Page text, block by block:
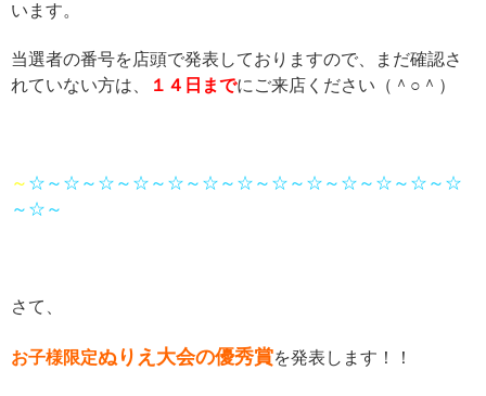
います。
当選者の番号を店頭で発表しておりますので、まだ確認さ
れていない方は、
１４日までにご来店ください（＾○＾）
～ ☆～☆～☆～☆～☆～☆～☆～☆～☆～☆～☆～☆～☆
～☆～
さて、
お子様限定ぬりえ大会の優秀賞を発表します！！